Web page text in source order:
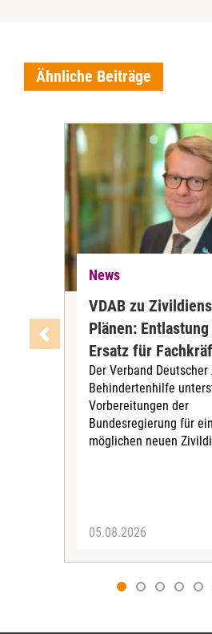
Ähnliche Beiträge
News
VDAB zu
Plänen: Entlastung
Ersatz für
Der Verband Deutscher
Behindertenhilfe
Vorbereitungen der
Bundesregierung für
möglichen neuen
05.08.2026